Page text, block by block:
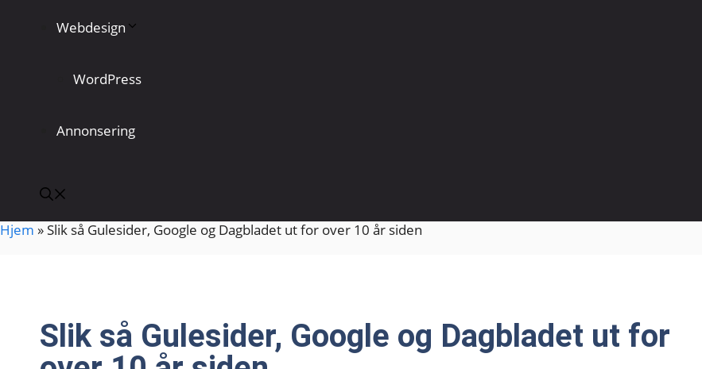
Webdesign
WordPress
Annonsering
Hjem »Slik så Gulesider, Google og Dagbladet ut for over 10 år siden
Slik så Gulesider, Google og Dagbladet ut for